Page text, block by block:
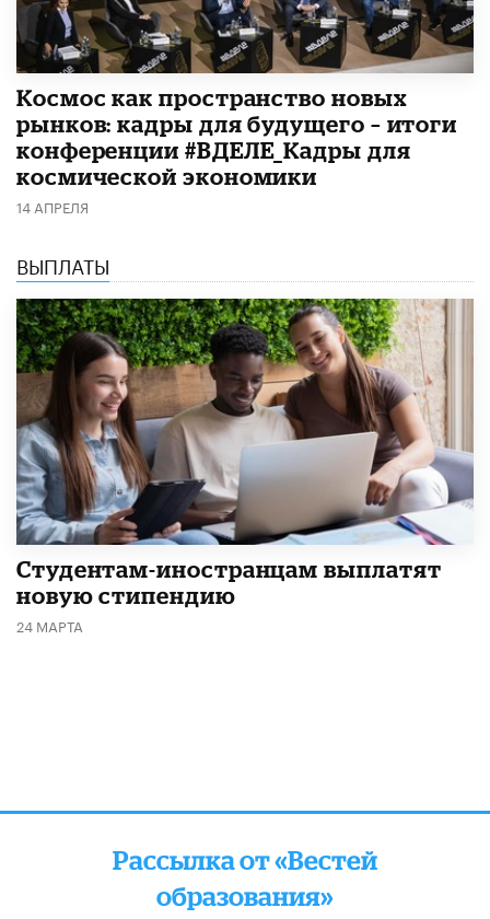
Космос как пространство новых
рынков: кадры для будущего – итоги
конференции #ВДЕЛЕ_Кадры для
космической экономики
14 АПРЕЛЯ
ВЫПЛАТЫ
Студентам-иностранцам выплатят
новую стипендию
24 МАРТА
Рассылка от «Вестей
образования»